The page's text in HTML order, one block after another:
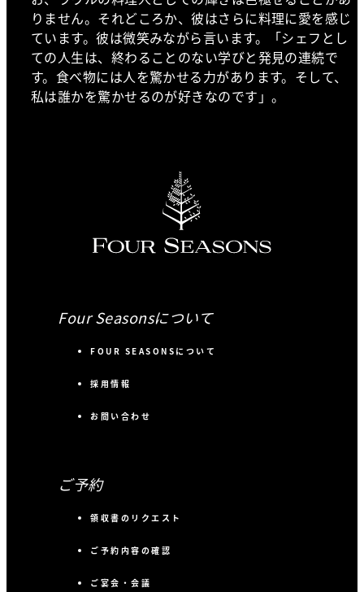
りません。それどころか、彼はさらに料理に愛を感じ
ています。彼は微笑みながら言います。「シェフとし
ての人生は、終わることのない学びと発見の連続で
す。食べ物には人を驚かせる力があります。そして、
私は誰かを驚かせるのが好きなのです」。
Four Seasonsについて
FOUR SEASONSについて
採用情報
お問い合わせ
ご予約
領収書のリクエスト
ご予約内容の確認
ご宴会・会議